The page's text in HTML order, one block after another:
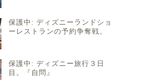
保護中: ディズニーランドショ
ーレストランの予約争奪戦。
保護中: ディズニー旅行３日
目。『自問』